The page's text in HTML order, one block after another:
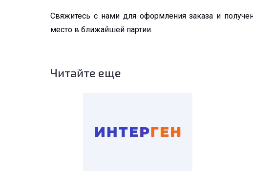
Свяжитесь с нами для оформления заказа и
место в ближайшей партии.
Читайте еще